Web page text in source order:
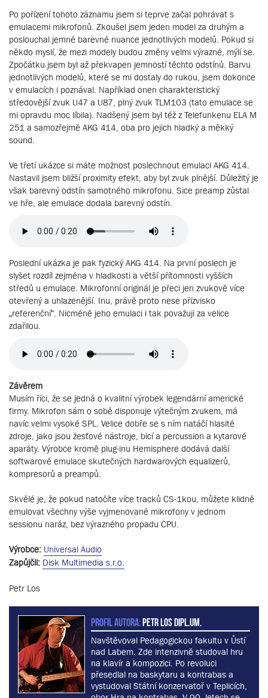
Po pořízení tohoto záznamu jsem si teprve začal pohrávat s
emulacemi mikrofonů. Zkoušel jsem jeden model za druhým a
poslouchal jemné barevné nuance jednotlivých modelů. Pokud si
někdo myslí, že mezi modely budou změny velmi výrazné, mýlí se.
Zpočátku jsem byl až překvapen jemností těchto odstínů. Barvu
jednotlivých modelů, které se mi dostaly do rukou, jsem dokonce
v emulacích i poznával. Například onen charakteristický
středovější zvuk U47 a U87, plný zvuk TLM103 (tato emulace se
mi opravdu moc líbila). Nadšený jsem byl též z Telefunkenu ELA M
251 a samozřejmě AKG 414, oba pro jejich hladký a měkký
sound.
Ve třetí ukázce si máte možnost poslechnout emulaci AKG 414.
Nastavil jsem bližší proximity efekt, aby byl zvuk plnější. Důležitý je
však barevný odstín samotného mikrofonu. Sice preamp zůstal
ve hře, ale emulace dodala barevný odstín.
Poslední ukázka je pak fyzický AKG 414. Na první poslech je
slyšet rozdíl zejména v hladkosti a větší přítomnosti vyšších
středů u emulace. Mikrofonní originál je přeci jen zvukově více
otevřený a uhlazenější. Inu, právě proto nese přízvisko
„referenční“. Nicméně jeho emulaci i tak považuji za velice
zdařilou.
Závěrem
Musím říci, že se jedná o kvalitní výrobek legendární americké
firmy. Mikrofon sám o sobě disponuje výtečným zvukem, má
navíc velmi vysoké SPL. Velice dobře se s ním natáčí hlasité
zdroje, jako jsou žesťové nástroje, bicí a percussion a kytarové
aparáty. Výrobce kromě plug-inu Hemisphere dodává další
softwarové emulace skutečných hardwarových equalizerů,
kompresorů a preampů.
Skvělé je, že pokud natočíte více tracků CS-1kou, můžete klidně
emulovat všechny výše vyjmenované mikrofony v jednom
sessionu naráz, bez výrazného propadu CPU.
Výrobce: Universal Audio
Zapůjčil: Disk Multimedia s.r.o.
Petr Los
PROFIL AUTORA:Petr Los dipl.um.
Navštěvoval Pedagogickou fakultu v Ůstí
nad Labem. Zde intenzivně studoval hru
na klavír a kompozici. Po revoluci
přesedlal na baskytaru a kontrabas a
vystudoval Státní konzervatoř v Teplicích,